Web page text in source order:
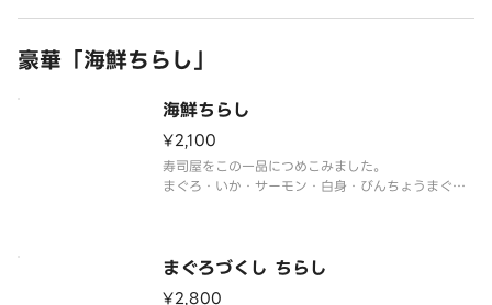
豪華「海鮮ちらし」
海鮮ちらし
¥2,100
寿司屋をこの一品につめこみました。
まぐろ・いか・サーモン・白身・びんちょうまぐ
います。予めご了承ください。
まぐろづくし ちらし
¥2,800